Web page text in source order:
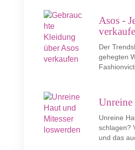
Asos -
Der
gehegten
Unreine
Unreine
schlagen?
und das